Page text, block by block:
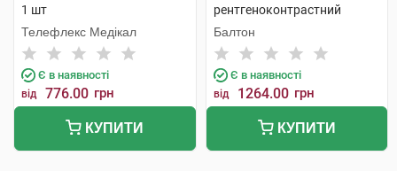
1 шт
Телефлекс Медікал
Є в наявності
від 776.00 грн
КУПИТИ
рентгеноконтрастний
подвійний 1 шт
Балтон
Є в наявності
від 1264.00 грн
КУПИТИ